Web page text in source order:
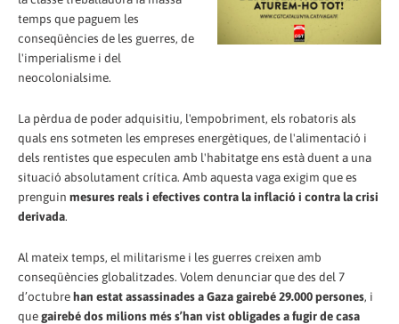
temps que paguem les
conseqüències de les guerres, de
l'imperialisme i del
neocolonialsime.
La pèrdua de poder adquisitiu, l'empobriment, els robatoris als
quals ens sotmeten les empreses energètiques, de l'alimentació i
dels rentistes que especulen amb l'habitatge ens està duent a una
situació absolutament crítica. Amb aquesta vaga exigim que es
prenguin mesures reals i efectives contra la inflació i contra la crisi
derivada.
Al mateix temps, el militarisme i les guerres creixen amb
conseqüències globalitzades. Volem denunciar que des del 7
d’octubrehan estat assassinades a Gaza gairebé 29.000 persones, i
quegairebé dos milions més s’han vist obligades a fugir de casa